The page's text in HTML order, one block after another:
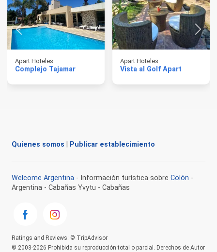
Apart Hoteles
Complejo Tajamar
Apart Hoteles
Vista al Golf Apart
Quienes somos Publicar establecimiento
Welcome Argentina - Información turística sobre Colón -
Argentina - Cabañas Yvytu - Cabañas
Ratings and Reviews: © TripAdvisor
© 2003-2026 Prohibida su reproducción total o parcial. Derechos de Autor